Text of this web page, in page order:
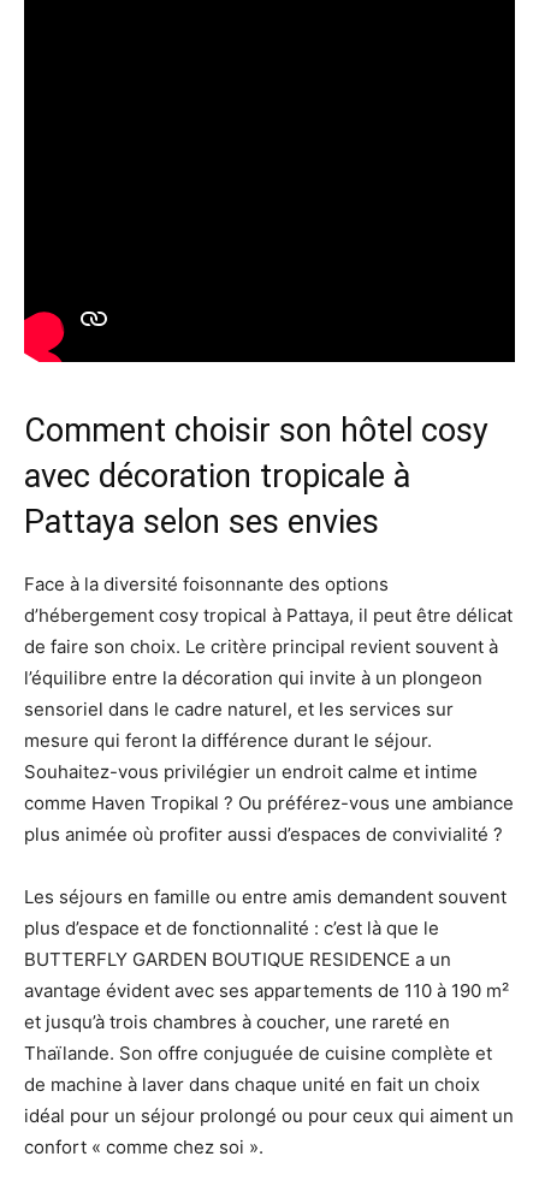
Comment choisir son hôtel cosy
avec décoration tropicale à
Pattaya selon ses envies
Face à la diversité foisonnante des options
d’hébergement cosy tropical à Pattaya, il peut être délicat
de faire son choix. Le critère principal revient souvent à
l’équilibre entre la décoration qui invite à un plongeon
sensoriel dans le cadre naturel, et les services sur
mesure qui feront la différence durant le séjour.
Souhaitez-vous privilégier un endroit calme et intime
comme Haven Tropikal ? Ou préférez-vous une ambiance
plus animée où profiter aussi d’espaces de convivialité ?
Les séjours en famille ou entre amis demandent souvent
plus d’espace et de fonctionnalité : c’est là que le
BUTTERFLY GARDEN BOUTIQUE RESIDENCE a un
avantage évident avec ses appartements de 110 à 190 m²
et jusqu’à trois chambres à coucher, une rareté en
Thaïlande. Son offre conjuguée de cuisine complète et
de machine à laver dans chaque unité en fait un choix
idéal pour un séjour prolongé ou pour ceux qui aiment un
confort « comme chez soi ».